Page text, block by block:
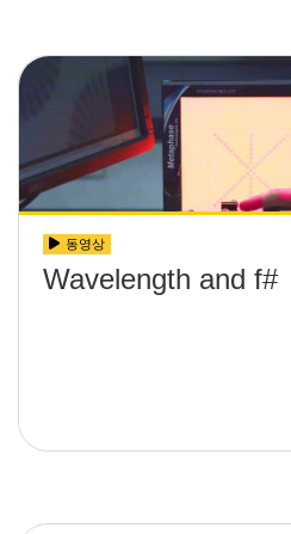
동영상
Wavelength and f#